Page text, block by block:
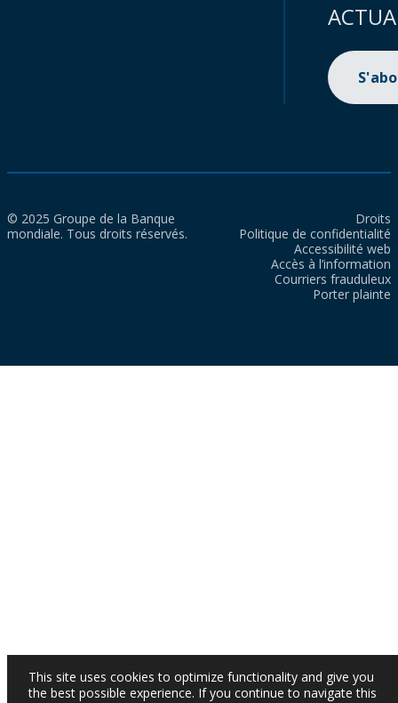
© 2025 Groupe de la Banque
mondiale. Tous droits réservés.
Droits
Politique de confidentialité
Accessibilité web
Accès à l’information
Courriers frauduleux
Porter plainte
This site uses cookies to optimize functionality and give you
the best possible experience. If you continue to navigate this